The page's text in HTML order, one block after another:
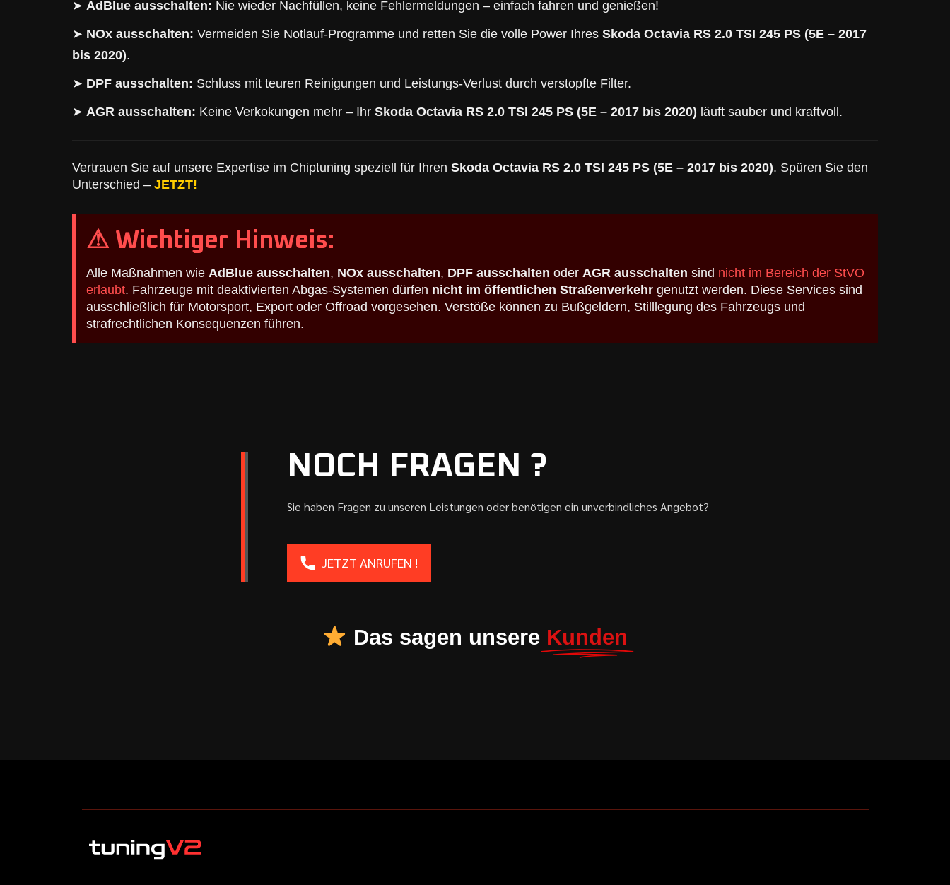
➤ AdBlue ausschalten: Nie wieder Nachfüllen, keine Fehlermeldungen – einfach fahren und genießen!
➤ NOx ausschalten: Vermeiden Sie Notlauf-Programme und retten Sie die volle Power Ihres Skoda Octavia RS 2.0 TSI 245 PS (5E – 2017
bis 2020).
➤ DPF ausschalten: Schluss mit teuren Reinigungen und Leistungs-Verlust durch verstopfte Filter.
➤ AGR ausschalten: Keine Verkokungen mehr – Ihr Skoda Octavia RS 2.0 TSI 245 PS (5E – 2017 bis 2020) läuft sauber und kraftvoll.
Vertrauen Sie auf unsere Expertise im Chiptuning speziell für Ihren Skoda Octavia RS 2.0 TSI 245 PS (5E – 2017 bis 2020). Spüren Sie den
Unterschied – JETZT!
⚠ Wichtiger Hinweis:
Alle Maßnahmen wie AdBlue ausschalten, NOx ausschalten, DPF ausschalten oder AGR ausschalten sind nicht im Bereich der StVO
erlaubt. Fahrzeuge mit deaktivierten Abgas-Systemen dürfen nicht im öffentlichen Straßenverkehr genutzt werden. Diese Services sind
ausschließlich für Motorsport, Export oder Offroad vorgesehen. Verstöße können zu Bußgeldern, Stilllegung des Fahrzeugs und
strafrechtlichen Konsequenzen führen.
NOCH FRAGEN ?
Sie haben Fragen zu unseren Leistungen oder benötigen ein unverbindliches Angebot?
JETZT ANRUFEN !
Das sagen unsere Kunden